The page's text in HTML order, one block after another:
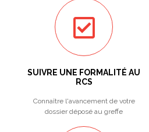
SUIVRE UNE FORMALITÉ AU
RCS
Connaître l'avancement de votre
dossier déposé au greffe